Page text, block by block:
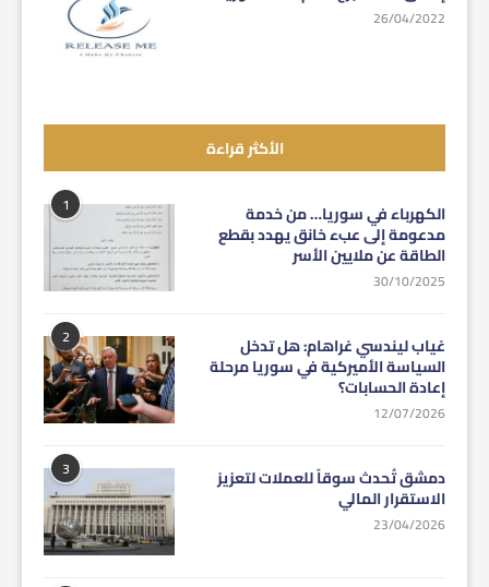
26/04/2022
الأكثر قراءة
1 الكهرباء في سوريا… من خدمة
مدعومة إلى عبء خانق يهدد بقطع
الطاقة عن ملايين الأسر
30/10/2025
2 غياب ليندسي غراهام: هل تدخل
السياسة الأميركية في سوريا مرحلة
إعادة الحسابات؟
12/07/2026
3 دمشق تُحدث سوقاً للعملات لتعزيز
الاستقرار المالي
23/04/2026